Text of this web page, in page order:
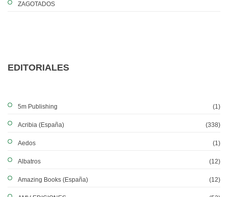
ZAGOTADOS
EDITORIALES
5m Publishing (1)
Acribia (España) (338)
Aedos (1)
Albatros (12)
Amazing Books (España) (12)